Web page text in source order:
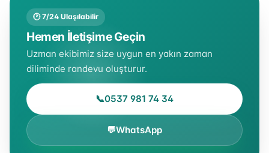
🕐 7/24 Ulaşılabilir
Hemen İletişime Geçin
Uzman ekibimiz size uygun en yakın zaman
diliminde randevu oluşturur.
📞0537 981 74 34
💬WhatsApp